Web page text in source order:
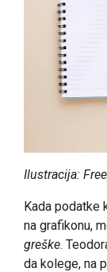
Ilustracija:
Kada podatke
na grafikonu,
greške.
da kolege, na